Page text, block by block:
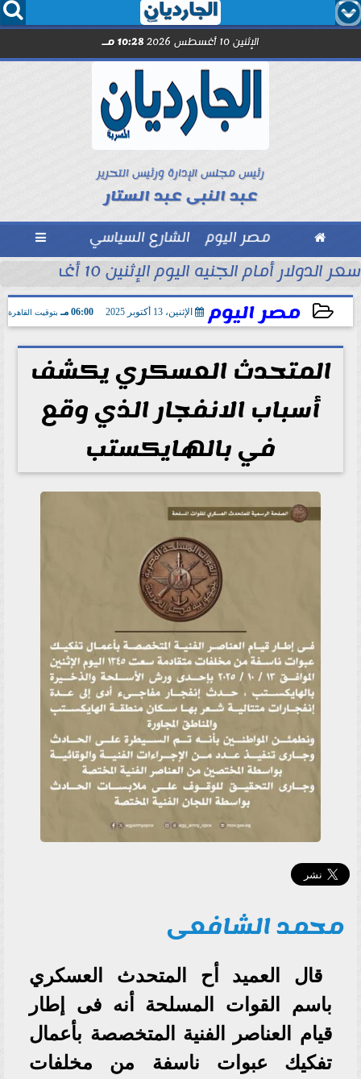
  
الإثنين 10 أغسطس 2026 10:28 مـ
رئيس مجلس الإدارة ورئيس التحرير
عبد النبى عبد الستار
 مصر اليوم الشارع السياسي 
ضد تقلبات أسعار...
سعر الدولار أمام الجنيه اليوم الإثنين 10 أغسطس 2026
مصر اليوم الإثنين، 13 أكتوبر 2025 06:00 مـ بتوقيت القاهرة
2025-10-13 18:00:31
المتحدث العسكري يكشف
أسباب الانفجار الذي وقع
في بالهايكستب
محمد الشافعى
قال العميد أح المتحدث العسكري
باسم القوات المسلحة أنه فى إطار
قيام العناصر الفنية المتخصصة بأعمال
تفكيك عبوات ناسفة من مخلفات